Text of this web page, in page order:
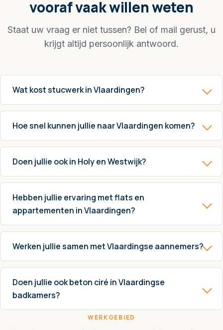
vooraf vaak willen weten
Staat uw vraag er niet tussen? Bel of mail gerust, u
krijgt altijd persoonlijk antwoord.
Wat kost stucwerk in Vlaardingen?
Hoe snel kunnen jullie naar Vlaardingen komen?
Doen jullie ook in Holy en Westwijk?
Hebben jullie ervaring met flats en
appartementen in Vlaardingen?
Werken jullie samen met Vlaardingse aannemers?
Doen jullie ook beton ciré in Vlaardingse
badkamers?
WERKGEBIED